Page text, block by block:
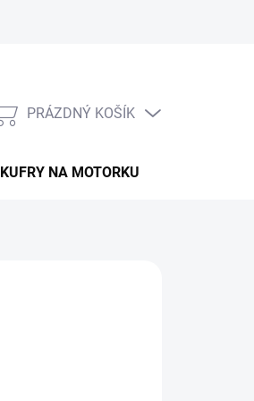
NÁKUPNÍ
PRÁZDNÝ KOŠÍK
KUFRY NA MOTORKU